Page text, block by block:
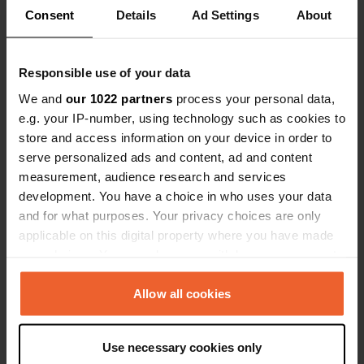
Consent Details Ad Settings About
Responsible use of your data
We and our 1022 partners process your personal data,
e.g. your IP-number, using technology such as cookies to
store and access information on your device in order to
serve personalized ads and content, ad and content
measurement, audience research and services
development. You have a choice in who uses your data
and for what purposes. Your privacy choices are only
applicable on this digital property where you have made
any time from the Cookie Declaration or by clicking on
the Privacy trigger icon.
Collect information about your geographical location
Allow all cookies
Use necessary cookies only
Contatto
Posizione
Avenue de Marville
35400, Saint-Malo, Francia
Coordinate
48° 38' 27" N 2° 0' 8" W
48.64086 -2.00209
28187
PRO+